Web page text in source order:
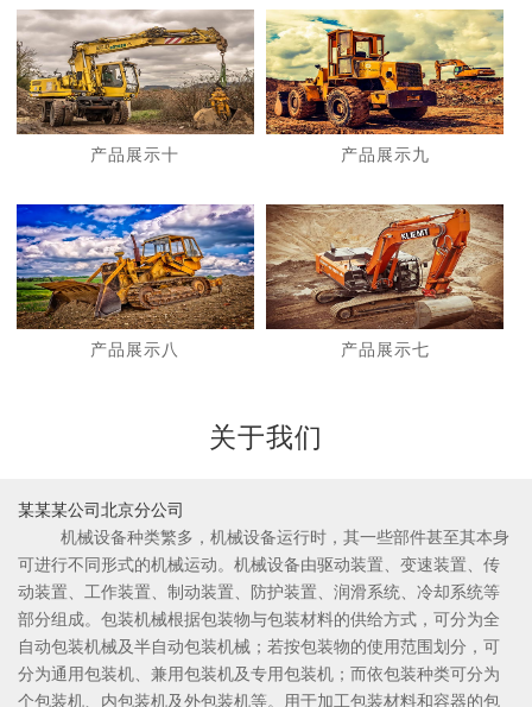
2
产品展示十 产品展示九
产品展示八 产品展示七
关于我们
某某某公司北京分公司
机械设备种类繁多，机械设备运行时，其一些部件甚至其本身
可进行不同形式的机械运动。机械设备由驱动装置、变速装置、传
动装置、工作装置、制动装置、防护装置、润滑系统、冷却系统等
部分组成。包装机械根据包装物与包装材料的供给方式，可分为全
自动包装机械及半自动包装机械；若按包装物的使用范围划分，可
分为通用包装机、兼用包装机及专用包装机；而依包装种类可分为
个包装机、内包装机及外包装机等。用于加工包装材料和容器的包